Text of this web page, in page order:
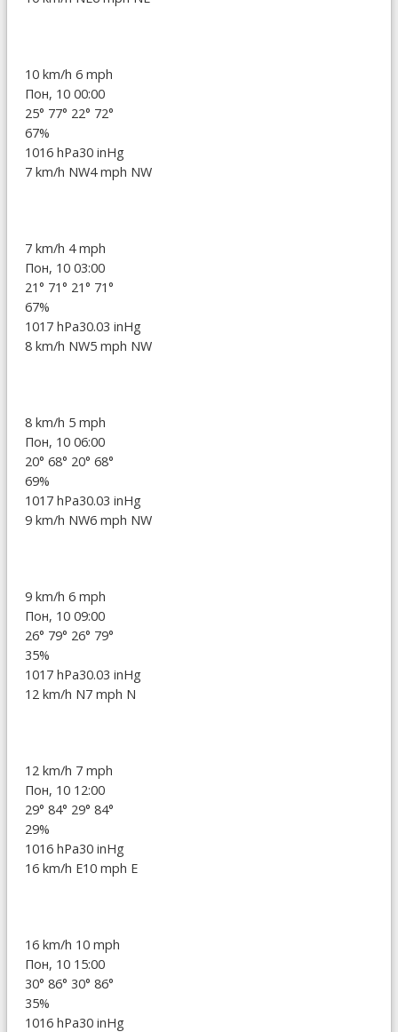
10 km/h 6 mph
Пон, 10 00:00
25° 77° 22° 72°
67%
1016 hPa30 inHg
7 km/h NW4 mph NW
7 km/h 4 mph
Пон, 10 03:00
21° 71° 21° 71°
67%
1017 hPa30.03 inHg
8 km/h NW5 mph NW
8 km/h 5 mph
Пон, 10 06:00
20° 68° 20° 68°
69%
1017 hPa30.03 inHg
9 km/h NW6 mph NW
9 km/h 6 mph
Пон, 10 09:00
26° 79° 26° 79°
35%
1017 hPa30.03 inHg
12 km/h N7 mph N
12 km/h 7 mph
Пон, 10 12:00
29° 84° 29° 84°
29%
1016 hPa30 inHg
16 km/h E10 mph E
16 km/h 10 mph
Пон, 10 15:00
30° 86° 30° 86°
35%
1016 hPa30 inHg